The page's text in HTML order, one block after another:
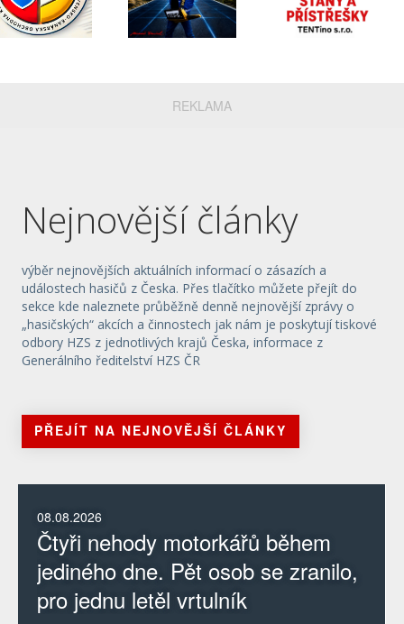
REKLAMA
Nejnovější články
výběr nejnovějších aktuálních informací o zásazích a
událostech hasičů z Česka. Přes tlačítko můžete přejít do
sekce kde naleznete průběžně denně nejnovější zprávy o
„hasičských“ akcích a činnostech jak nám je poskytují tiskové
odbory HZS z jednotlivých krajů Česka, informace z
Generálního ředitelství HZS ČR
PŘEJÍT NA NEJNOVĚJŠÍ ČLÁNKY
08.08.2026
Čtyři nehody motorkářů během
jediného dne. Pět osob se zranilo,
pro jednu letěl vrtulník